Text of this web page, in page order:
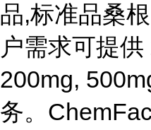
品,标准品桑
户需求可提
200mg,
务。